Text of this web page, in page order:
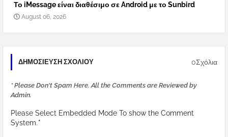
Το iMessage είναι διαθέσιμο σε Android με το Sunbird
August 06, 2026
ΔΗΜΟΣΊΕΥΣΗ ΣΧΟΛΊΟΥ 0Σχόλια
* Please Don't Spam Here. All the Comments are Reviewed by
Admin.
Please Select Embedded Mode To show the Comment
System.*